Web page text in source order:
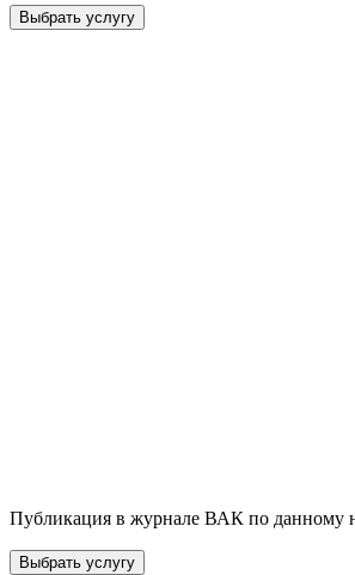
Выбрать услугу
Публикация в журнале ВАК по данному
Выбрать услугу